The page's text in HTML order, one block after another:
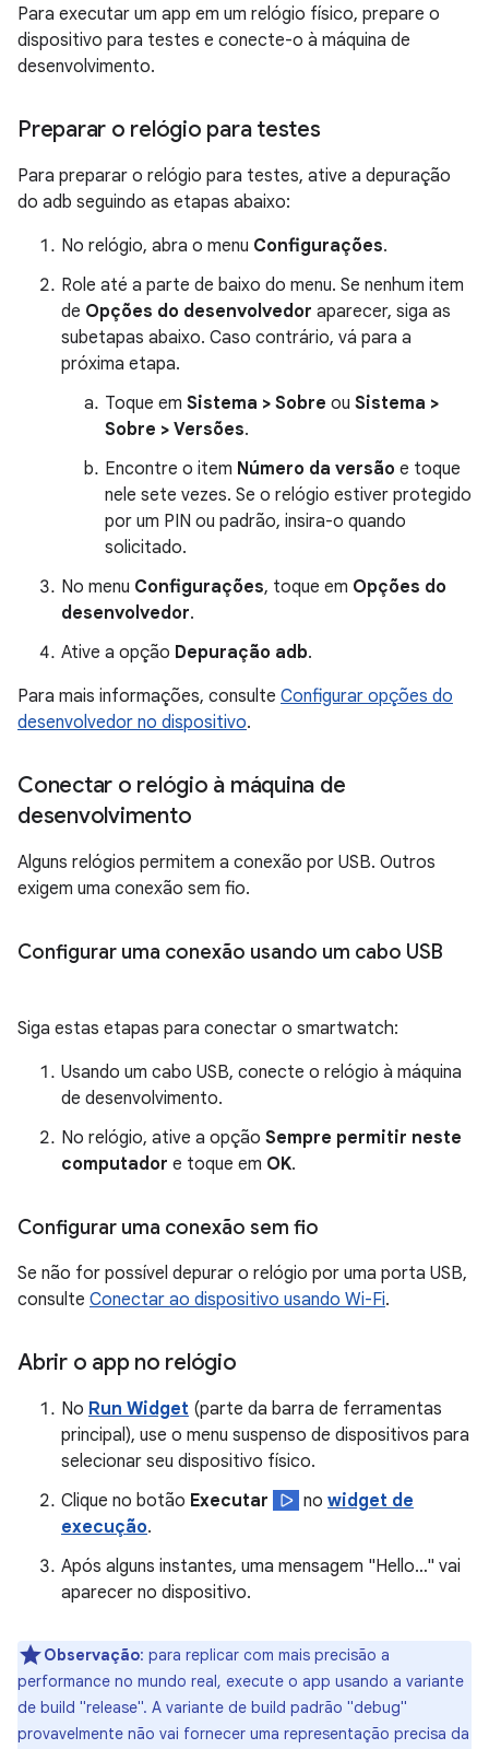
Para executar um app em um relógio físico, prepare o
dispositivo para testes e conecte-o à máquina de
desenvolvimento.
Preparar o relógio para testes
Para preparar o relógio para testes, ative a depuração
do adb seguindo as etapas abaixo:
No relógio, abra o menu Configurações.
Role até a parte de baixo do menu. Se nenhum item
de Opções do desenvolvedor aparecer, siga as
subetapas abaixo. Caso contrário, vá para a
próxima etapa.
Toque em Sistema > Sobre ou Sistema >
Sobre > Versões.
Encontre o item Número da versão e toque
nele sete vezes. Se o relógio estiver protegido
por um PIN ou padrão, insira-o quando
solicitado.
No menu Configurações, toque em Opções do
desenvolvedor.
Ative a opção Depuração adb.
Para mais informações, consulte Configurar opções do
desenvolvedor no dispositivo.
Conectar o relógio à máquina de
desenvolvimento
Alguns relógios permitem a conexão por USB. Outros
exigem uma conexão sem fio.
Configurar uma conexão usando um cabo USB
Siga estas etapas para conectar o smartwatch:
Usando um cabo USB, conecte o relógio à máquina
de desenvolvimento.
No relógio, ative a opção Sempre permitir neste
computador e toque em OK.
Configurar uma conexão sem fio
Se não for possível depurar o relógio por uma porta USB,
consulte Conectar ao dispositivo usando Wi-Fi.
Abrir o app no relógio
No Run Widget (parte da barra de ferramentas
principal), use o menu suspenso de dispositivos para
selecionar seu dispositivo físico.
Clique no botão Executar no widget de
execução.
Após alguns instantes, uma mensagem "Hello…" vai
aparecer no dispositivo.
Observação: para replicar com mais precisão a
performance no mundo real, execute o app usando a variante
de build "release". A variante de build padrão "debug"
provavelmente não vai fornecer uma representação precisa da